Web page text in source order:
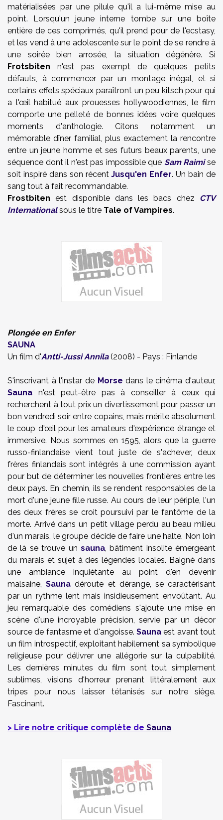
matérialisées par une pilule qu'il a lui-même mise au
point. Lorsqu'un jeune interne tombe sur une boîte
entière de ces comprimés, qu'il prend pour de l'ecstasy,
et les vend à une adolescente sur le point de se rendre à
une soirée bien arrosée, la situation dégénère. Si
Frotsbiten n'est pas exempt de quelques petits
défauts, à commencer par un montage inégal, et si
certains effets spéciaux paraîtront un peu kitsch pour qui
a l'œil habitué aux prouesses hollywoodiennes, le film
comporte une pelleté de bonnes idées voire quelques
moments d'anthologie. Citons notamment un
mémorable dîner familial, plus exactement la rencontre
entre un jeune homme et ses futurs beaux parents, une
séquence dont il n'est pas impossible que Sam Raimise
soit inspiré dans son récentJusqu'en Enfer. Un bain de
sang tout à fait recommandable.
Frostbiten est disponible dans les bacs chez CTV
International sous le titre Tale of Vampires.
Plongée en Enfer
SAUNA
Un film d'Antti-Jussi Annila(2008) - Pays : Finlande
S'inscrivant à l'instar de Morse dans le cinéma d'auteur,
Sauna n'est peut-être pas à conseiller à ceux qui
recherchent à tout prix un divertissement pour passer un
bon vendredi soir entre copains, mais mérite absolument
le coup d'œil pour les amateurs d'expérience étrange et
immersive. Nous sommes en 1595, alors que la guerre
russo-finlandaise vient tout juste de s'achever, deux
frères finlandais sont intégrés à une commission ayant
pour but de déterminer les nouvelles frontières entre les
deux pays. En chemin, ils se rendent responsables de la
mort d'une jeune fille russe. Au cours de leur périple, l'un
des deux frères se croit poursuivi par le fantôme de la
morte. Arrivé dans un petit village perdu au beau milieu
d'un marais, le groupe décide de faire une halte. Non loin
de là se trouve un sauna, bâtiment insolite émergeant
du marais et sujet à des légendes locales. Baigné dans
une ambiance inquiétante au point d'en devenir
malsaine,Sauna déroute et dérange, se caractérisant
par un rythme lent mais insidieusement envoûtant. Au
jeu remarquable des comédiens s'ajoute une mise en
scène d'une incroyable précision, servie par un décor
source de fantasme et d'angoisse. Saunaest avant tout
un film introspectif, exploitant habilement sa symbolique
religieuse pour délivrer une allégorie sur la culpabilité.
Les dernières minutes du film sont tout simplement
sublimes, visions d'horreur prenant littéralement aux
tripes pour nous laisser tétanisés sur notre siège.
Fascinant.
> Lire notre critique complète de Sauna